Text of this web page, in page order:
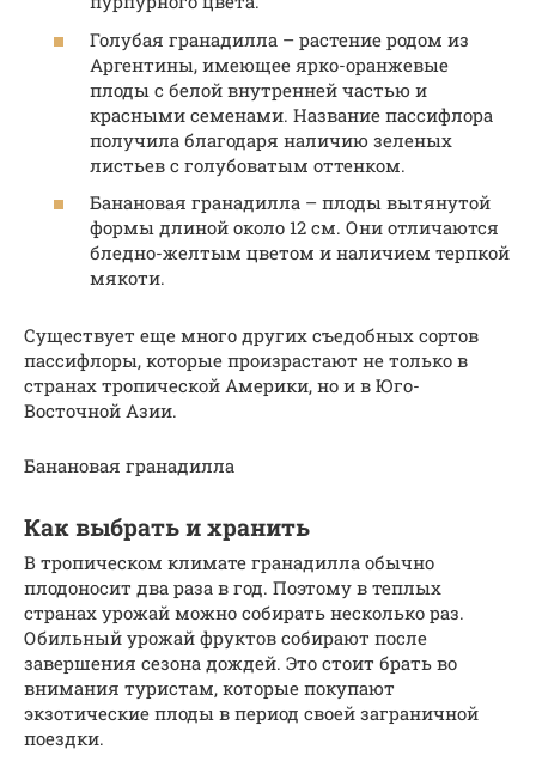
Голубая гранадилла – растение родом из
Аргентины, имеющее ярко-оранжевые
плоды с белой внутренней частью и
красными семенами. Название пассифлора
получила благодаря наличию зеленых
листьев с голубоватым оттенком.
Банановая гранадилла – плоды вытянутой
формы длиной около 12 см. Они отличаются
бледно-желтым цветом и наличием терпкой
мякоти.
Существует еще много других съедобных сортов
пассифлоры, которые произрастают не только в
странах тропической Америки, но и в Юго-
Восточной Азии.
Банановая гранадилла
Как выбрать и хранить
В тропическом климате гранадилла обычно
плодоносит два раза в год. Поэтому в теплых
странах урожай можно собирать несколько раз.
Обильный урожай фруктов собирают после
завершения сезона дождей. Это стоит брать во
внимания туристам, которые покупают
экзотические плоды в период своей заграничной
поездки.